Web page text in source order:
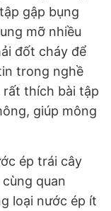
gập bụng
mỡ nhiều
đốt cháy để
trong nghề
rất thích bài tập
giúp mông
ép trái cây
quan
loại nước ép ít